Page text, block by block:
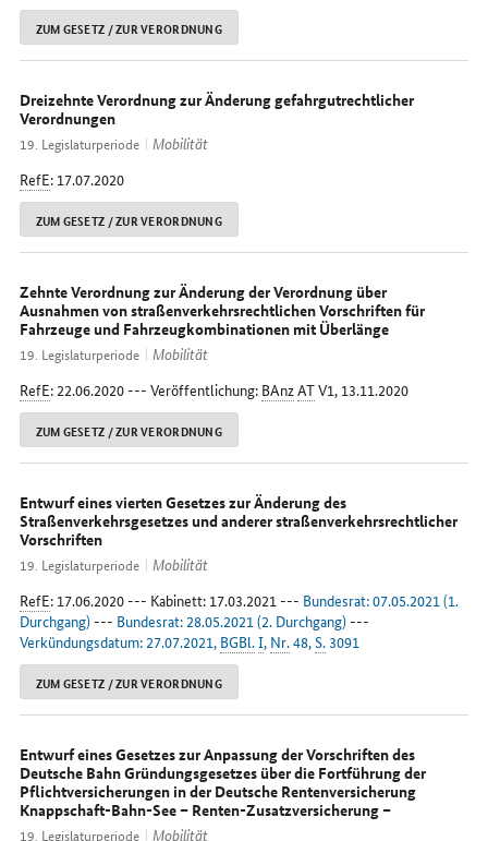
ZUM GESETZ / ZUR VERORDNUNG
Dreizehnte Verordnung zur Änderung gefahrgutrechtlicher
Verordnungen
19. Legislaturperiode
Mobilität
RefE: 17.07.2020
ZUM GESETZ / ZUR VERORDNUNG
Zehnte Verordnung zur Änderung der Verordnung über
Ausnahmen von straßenverkehrsrechtlichen Vorschriften für
Fahrzeuge und Fahrzeugkombinationen mit Überlänge
19. Legislaturperiode
Mobilität
RefE: 22.06.2020 --- Veröffentlichung: BAnzATV1, 13.11.2020
ZUM GESETZ / ZUR VERORDNUNG
Entwurf eines vierten Gesetzes zur Änderung des
Straßenverkehrsgesetzes und anderer straßenverkehrsrechtlicher
Vorschriften
19. Legislaturperiode
Mobilität
RefE: 17.06.2020 --- Kabinett: 17.03.2021 --- Bundesrat: 07.05.2021 (1.
Durchgang) --- Bundesrat: 28.05.2021 (2. Durchgang) ---
Verkündungsdatum: 27.07.2021, BGBl.I, Nr.48,S.3091
ZUM GESETZ / ZUR VERORDNUNG
Entwurf eines Gesetzes zur Anpassung der Vorschriften des
Deutsche Bahn Gründungsgesetzes über die Fortführung der
Pflichtversicherungen in der Deutsche Rentenversicherung
Knappschaft-Bahn-See – Renten-Zusatzversicherung –
19. Legislaturperiode
Mobilität